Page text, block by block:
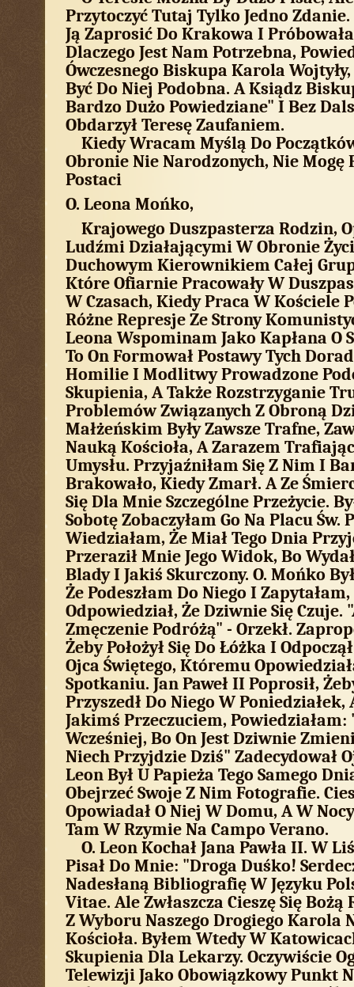
Przytoczyć Tutaj Tylko Jedno
Ją Zaprosić Do Krakowa I
Dlaczego Jest Nam Potrzebna,
Ówczesnego Biskupa Karola
Być Do Niej Podobna. A Ksiądz
Bardzo Dużo Powiedziane" I Bez
Obdarzył Teresę Zaufaniem.
Kiedy Wracam Myślą Do
Obronie Nie Narodzonych, Nie Mogę
Postaci
O. Leona Mońko,
Krajowego Duszpasterza Rodzin,
Ludźmi Działającymi W Obronie
Duchowym Kierownikiem Całej
Które Ofiarnie Pracowały W
W Czasach, Kiedy Praca W Kościele
Różne Represje Ze Strony
Leona Wspominam Jako Kapłana O
To On Formował Postawy Tych
Homilie I Modlitwy Prowadzone
Skupienia, A Także Rozstrzyganie
Problemów Związanych Z Obroną
Małżeńskim Były Zawsze Trafne,
Nauką Kościoła, A Zarazem
Umysłu. Przyjaźniłam Się Z Nim I
Brakowało, Kiedy Zmarł. A Ze
Się Dla Mnie Szczególne Przeżycie.
Sobotę Zobaczyłam Go Na Placu Św.
Wiedziałam, Że Miał Tego Dnia
Przeraził Mnie Jego Widok, Bo
Blady I Jakiś Skurczony. O. Mońko
Że Podeszłam Do Niego I Zapytałam,
Odpowiedział, Że Dziwnie Się Czuje.
Zmęczenie Podróżą" - Orzekł.
Żeby Położył Się Do Łóżka I
Ojca Świętego, Któremu
Spotkaniu. Jan Paweł II Poprosił,
Przyszedł Do Niego W Poniedziałek,
Jakimś Przeczuciem, Powiedziałam:
Wcześniej, Bo On Jest Dziwnie
Niech Przyjdzie Dziś" Zadecydował
Leon Był U Papieża Tego Samego
Obejrzeć Swoje Z Nim Fotografie.
Opowiadał O Niej W Domu, A W
Tam W Rzymie Na Campo Verano.
O. Leon Kochał Jana Pawła II. W
Pisał Do Mnie: "Droga Duśko!
Nadesłaną Bibliografię W Języku
Vitae. Ale Zwłaszcza Cieszę Się Bożą
Z Wyboru Naszego Drogiego Karola
Kościoła. Byłem Wtedy W
Skupienia Dla Lekarzy. Oczywiście
Telewizji Jako Obowiązkowy Punkt